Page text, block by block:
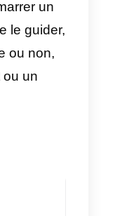
encourager
a introduit la
des
au